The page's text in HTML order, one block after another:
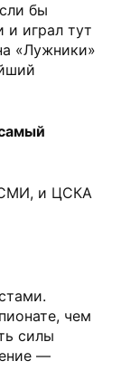
бы
и играл тут
«Лужники»
СМИ, и ЦСКА
чем
силы
—